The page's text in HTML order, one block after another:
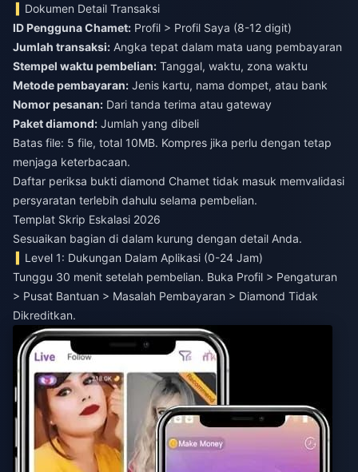
Dokumen Detail Transaksi
ID Pengguna Chamet: Profil > Profil Saya (8-12 digit)
Jumlah transaksi: Angka tepat dalam mata uang pembayaran
Stempel waktu pembelian: Tanggal, waktu, zona waktu
Metode pembayaran: Jenis kartu, nama dompet, atau bank
Nomor pesanan: Dari tanda terima atau gateway
Paket diamond: Jumlah yang dibeli
Batas file: 5 file, total 10MB. Kompres jika perlu dengan tetap
menjaga keterbacaan.
Daftar periksa bukti diamond Chamet tidak masuk memvalidasi
persyaratan terlebih dahulu selama pembelian.
Templat Skrip Eskalasi 2026
Sesuaikan bagian di dalam kurung dengan detail Anda.
Level 1: Dukungan Dalam Aplikasi (0-24 Jam)
Tunggu 30 menit setelah pembelian. Buka Profil > Pengaturan
> Pusat Bantuan > Masalah Pembayaran > Diamond Tidak
Dikreditkan.